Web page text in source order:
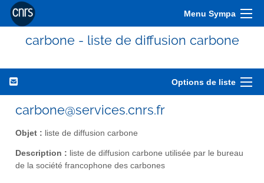
Menu Sympa
carbone - liste de diffusion carbone
Options de liste
carbone@services.cnrs.fr
Objet : liste de diffusion carbone
Description : liste de diffusion carbone utilisée par le bureau
de la société francophone des carbones